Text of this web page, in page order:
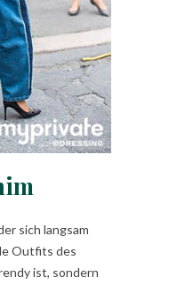
sich langsam
Outfits des
ist, sondern